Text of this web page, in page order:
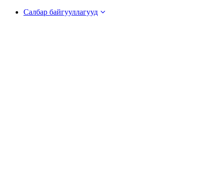
Салбар байгууллагууд